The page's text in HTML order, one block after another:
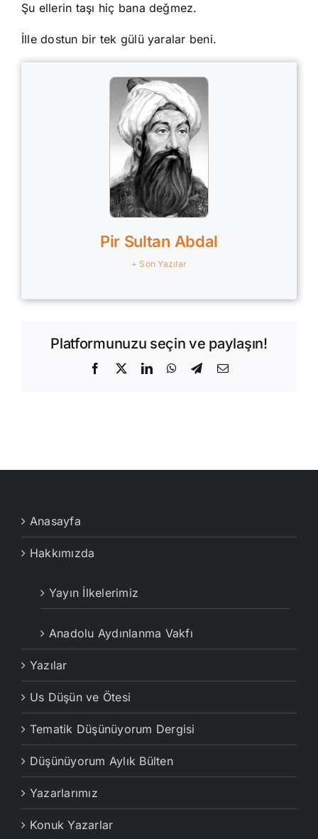
Şu ellerin taşı hiç bana değmez.
İlle dostun bir tek gülü yaralar beni.
Pir Sultan Abdal
+ Son Yazılar
Platformunuzu seçin ve paylaşın!
Facebook
X LinkedInWhatsApp
Telegram
E-
Anasayfa
Hakkımızda
Yayın İlkelerimiz
Anadolu Aydınlanma Vakfı
Yazılar
Us Düşün ve Ötesi
Tematik Düşünüyorum Dergisi
Düşünüyorum Aylık Bülten
Yazarlarımız
Konuk Yazarlar